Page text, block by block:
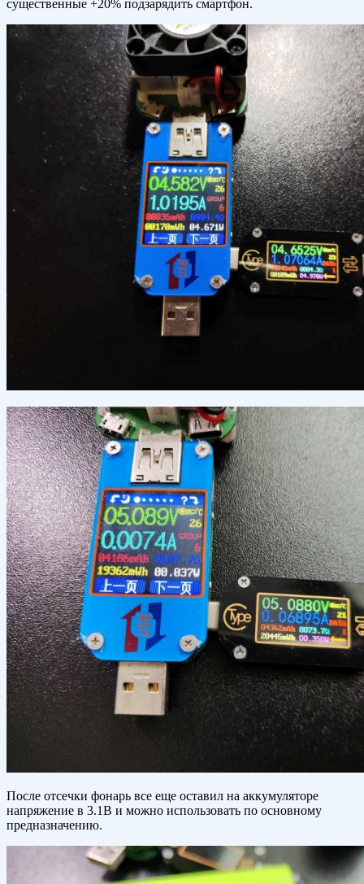
существенные +20% подзарядить смартфон.
После отсечки фонарь все еще оставил на аккумуляторе
напряжение в 3.1В и можно использовать по основному
предназначению.